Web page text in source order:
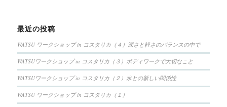
最近の投稿
WATSU ワークショップ in コスタリカ（４）深さと軽さのバランスの中で
WATSUワークショップ in コスタリカ（３）ボディワークで大切なこと
WATSUワークショップ in コスタリカ（２）水との新しい関係性
WATSU ワークショップ in コスタリカ（１）